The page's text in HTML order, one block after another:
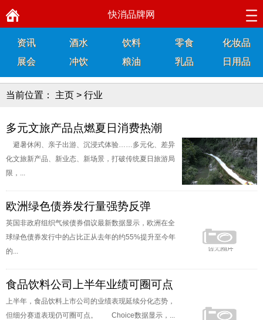
快消品牌网
资讯 酒水 饮料 零食
化妆品
展会
冲饮 粮油 乳品 日用品
当前位置： 主页 > 行业
多元文旅产品点燃夏日消费热潮
避暑休闲、亲子出游、沉浸式体验……多元化、差异
化文旅新产品、新业态、新场景，打破传统夏日旅游局
限，...
欧洲绿色债券发行量强势反弹
英国非政府组织气候债券倡议最新数据显示，欧洲在全
球绿色债券发行中的占比正从去年的约55%提升至今年
的...
食品饮料公司上半年业绩可圈可点
上半年，食品饮料上市公司的业绩表现延续分化态势，
但细分赛道表现仍可圈可点。 Choice数据显示，...